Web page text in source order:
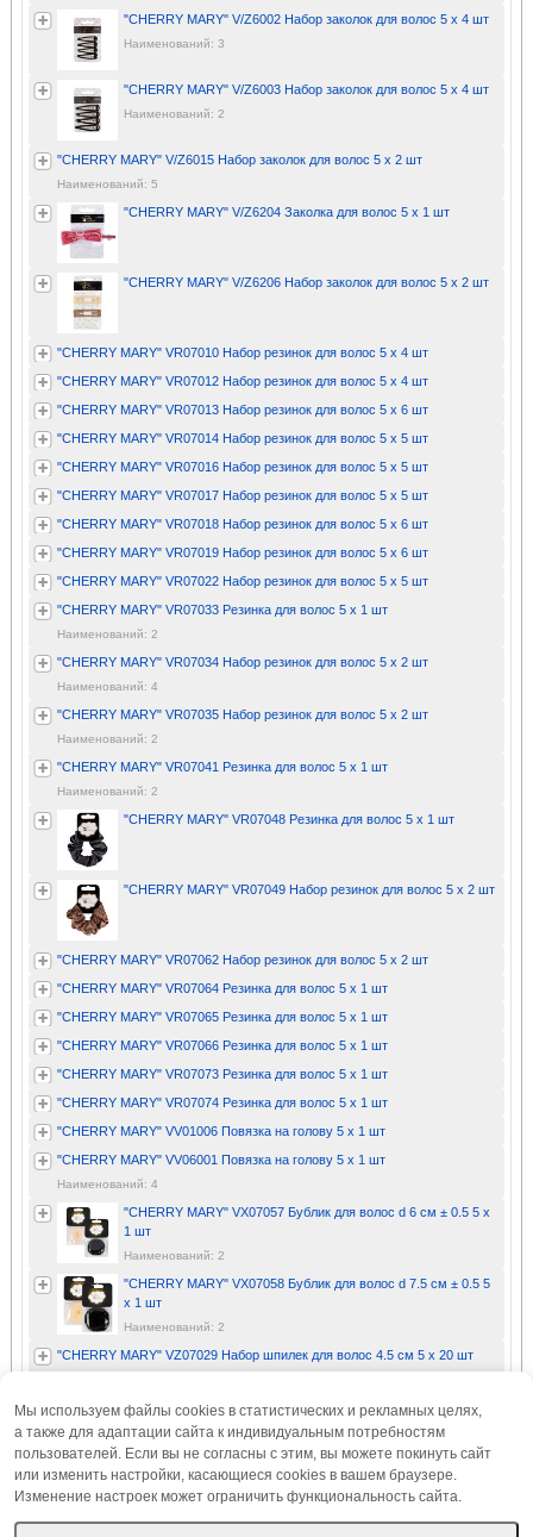
"CHERRY MARY" V/Z6002 Набор заколок для волос 5 х 4 шт
Наименований: 3
"CHERRY MARY" V/Z6003 Набор заколок для волос 5 х 4 шт
Наименований: 2
"CHERRY MARY" V/Z6015 Набор заколок для волос 5 х 2 шт
Наименований: 5
"CHERRY MARY" V/Z6204 Заколка для волос 5 х 1 шт
"CHERRY MARY" V/Z6206 Набор заколок для волос 5 х 2 шт
"CHERRY MARY" VR07010 Набор резинок для волос 5 х 4 шт
"CHERRY MARY" VR07012 Набор резинок для волос 5 х 4 шт
"CHERRY MARY" VR07013 Набор резинок для волос 5 х 6 шт
"CHERRY MARY" VR07014 Набор резинок для волос 5 х 5 шт
"CHERRY MARY" VR07016 Набор резинок для волос 5 х 5 шт
"CHERRY MARY" VR07017 Набор резинок для волос 5 х 5 шт
"CHERRY MARY" VR07018 Набор резинок для волос 5 х 6 шт
"CHERRY MARY" VR07019 Набор резинок для волос 5 х 6 шт
"CHERRY MARY" VR07022 Набор резинок для волос 5 х 5 шт
"CHERRY MARY" VR07033 Резинка для волос 5 х 1 шт
Наименований: 2
"CHERRY MARY" VR07034 Набор резинок для волос 5 х 2 шт
Наименований: 4
"CHERRY MARY" VR07035 Набор резинок для волос 5 х 2 шт
Наименований: 2
"CHERRY MARY" VR07041 Резинка для волос 5 х 1 шт
Наименований: 2
"CHERRY MARY" VR07048 Резинка для волос 5 х 1 шт
"CHERRY MARY" VR07049 Набор резинок для волос 5 х 2 шт
"CHERRY MARY" VR07062 Набор резинок для волос 5 х 2 шт
"CHERRY MARY" VR07064 Резинка для волос 5 х 1 шт
"CHERRY MARY" VR07065 Резинка для волос 5 х 1 шт
"CHERRY MARY" VR07066 Резинка для волос 5 х 1 шт
"CHERRY MARY" VR07073 Резинка для волос 5 х 1 шт
"CHERRY MARY" VR07074 Резинка для волос 5 х 1 шт
"CHERRY MARY" VV01006 Повязка на голову 5 х 1 шт
"CHERRY MARY" VV06001 Повязка на голову 5 х 1 шт
Наименований: 4
"CHERRY MARY" VX07057 Бублик для волос d 6 см ± 0.5 5 х
1 шт
Наименований: 2
"CHERRY MARY" VX07058 Бублик для волос d 7.5 см ± 0.5 5
х 1 шт
Наименований: 2
"CHERRY MARY" VZ07029 Набор шпилек для волос 4.5 см 5 х 20 шт
"CHERRY MARY" VZ07030 Набор шпилек для волос 6 см 5 х 20 шт
Наименований: 4
"CHERRY MARY" VZ07031 Набор шпилек для волос 7.5 см 5 х 20 шт
Наименований: 3
Мы используем файлы cookies в статистических и рекламных целях,
а также для адаптации сайта к индивидуальным потребностям
пользователей. Если вы не согласны с этим, вы можете покинуть сайт
или изменить настройки, касающиеся cookies в вашем браузере.
Изменение настроек может ограничить функциональность сайта.